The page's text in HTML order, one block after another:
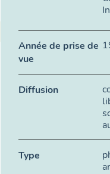
Année de prise de
vue
Diffusion
Type